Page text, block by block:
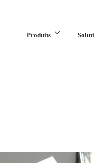
Produits